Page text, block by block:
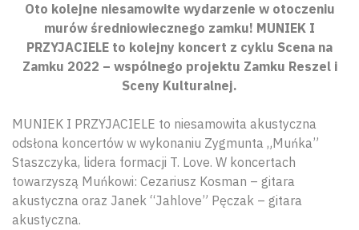
Oto kolejne niesamowite wydarzenie w otoczeniu
murów średniowiecznego zamku! MUNIEK I
PRZYJACIELE to kolejny koncert z cyklu Scena na
Zamku 2022 – wspólnego projektu Zamku Reszel i
Sceny Kulturalnej.
MUNIEK I PRZYJACIELE to niesamowita akustyczna
odsłona koncertów w wykonaniu Zygmunta „Muńka”
Staszczyka, lidera formacji T. Love. W koncertach
towarzyszą Muńkowi: Cezariusz Kosman – gitara
akustyczna oraz Janek “Jahlove” Pęczak – gitara
akustyczna.